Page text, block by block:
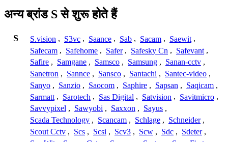
अन्य ब्रांड S से शुरू होते हैं
S S.vision , S3vc , Saance , Sab , Sacam , Saewit ,
Safecam , Safehome , Safer , Safesky Cn , Safevant ,
Safire , Samgane , Samsco , Samsung , Sanan-cctv ,
Sanetron , Sannce , Sansco , Santachi , Santec-video ,
Sanyo , Sanzio , Saocom , Saphire , Sapsan , Saqicam ,
Sarmatt , Sarotech , Sas Digital , Satvision , Savitmicro ,
Savvypixel , Sawyobi , Saxxon , Sayus ,
Scada Technology , Scancam , Schlage , Schneider ,
Scout Cctv , Scs , Scsi , Scv3 , Scw , Sdc , Sdeter ,